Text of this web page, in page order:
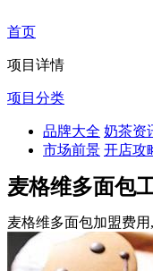
首页
项目详情
项目分类
品牌大全 奶茶资
市场前景 开店攻
麦格维多面包
麦格维多面包加盟费